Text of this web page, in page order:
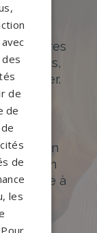
et
de pierres
et un
en
grâce à
de
de
de
les